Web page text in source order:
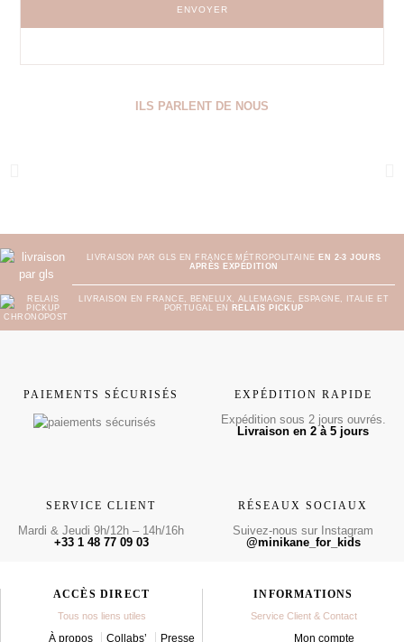
ENVOYER
ILS PARLENT DE NOUS
LIVRAISON PAR GLS EN FRANCE MÉTROPOLITAINE EN 2-3 JOURS
APRÈS EXPÉDITION
LIVRAISON EN FRANCE, BENELUX, ALLEMAGNE, ESPAGNE, ITALIE ET
PORTUGAL EN
RELAIS PICKUP
PAIEMENTS SÉCURISÉS EXPÉDITION RAPIDE
Expédition sous 2 jours ouvrés.
Livraison en 2 à 5 jours
SERVICE CLIENT
Mardi & Jeudi 9h/12h – 14h/16h
+33 1 48 77 09 03
RÉSEAUX SOCIAUX
Suivez-nous sur Instagram
@minikane_for_kids
ACCÈS DIRECT
Tous nos liens utiles
À propos Collabs’ Presse
INFORMATIONS
Service Client & Contact
Mon compte